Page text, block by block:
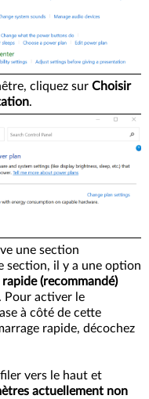
cliquez sur Choisir
.
une section
section, il y a une option
(recommandé)
. Pour activer le
à côté de cette
rapide, décochez
vers le haut et
actuellement non